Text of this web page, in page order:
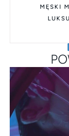
MĘSKI